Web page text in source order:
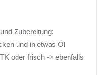
Zubereitung:
und in etwas Öl
oder frisch -> ebenfalls